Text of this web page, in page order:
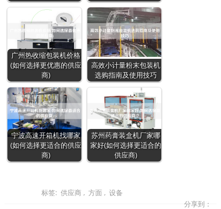
广州热收缩包装机价格
(如何选择更优惠的供应
商)
高效小计量粉末包装机
选购指南及使用技巧
宁波高速开箱机找哪家
(如何选择更适合的供应
商)
苏州药膏装盒机厂家哪
家好(如何选择更适合的
供应商)
标签: 供应商 , 方面 , 设备
分享到：